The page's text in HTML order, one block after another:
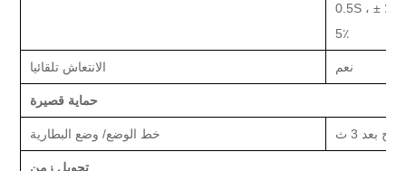
حمل>150٪ ±
5٪
الانتعاش تلقائيا نعم
حماية قصيرة
خط الوضع/ وضع البطارية بعد 3 ث
تحويل زمن